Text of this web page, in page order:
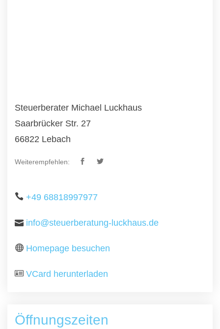
Steuerberater Michael Luckhaus
Saarbrücker Str. 27
66822 Lebach
Weiterempfehlen:
+49 68818997977
info@steuerberatung-luckhaus.de
Homepage besuchen
VCard herunterladen
Öffnungszeiten